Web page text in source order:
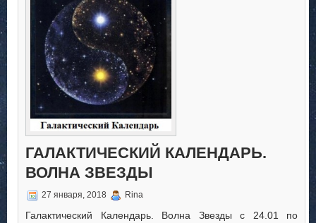
ГАЛАКТИЧЕСКИЙ КАЛЕНДАРЬ.
ВОЛНА ЗВЕЗДЫ
27 января, 2018 Rina
Галактический Календарь. Волна Звезды с 24.01 по